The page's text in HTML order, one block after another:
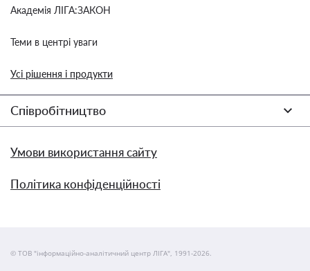
Академія ЛІГА:ЗАКОН
Теми в центрі уваги
Усі рішення і продукти
Співробітництво
Умови використання сайту
Політика конфіденційності
© ТОВ "інформаційно-аналітичний центр ЛІГА", 1991-2026.